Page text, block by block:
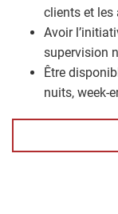
clients et les
Avoir
supervision
Être
nuits, week-